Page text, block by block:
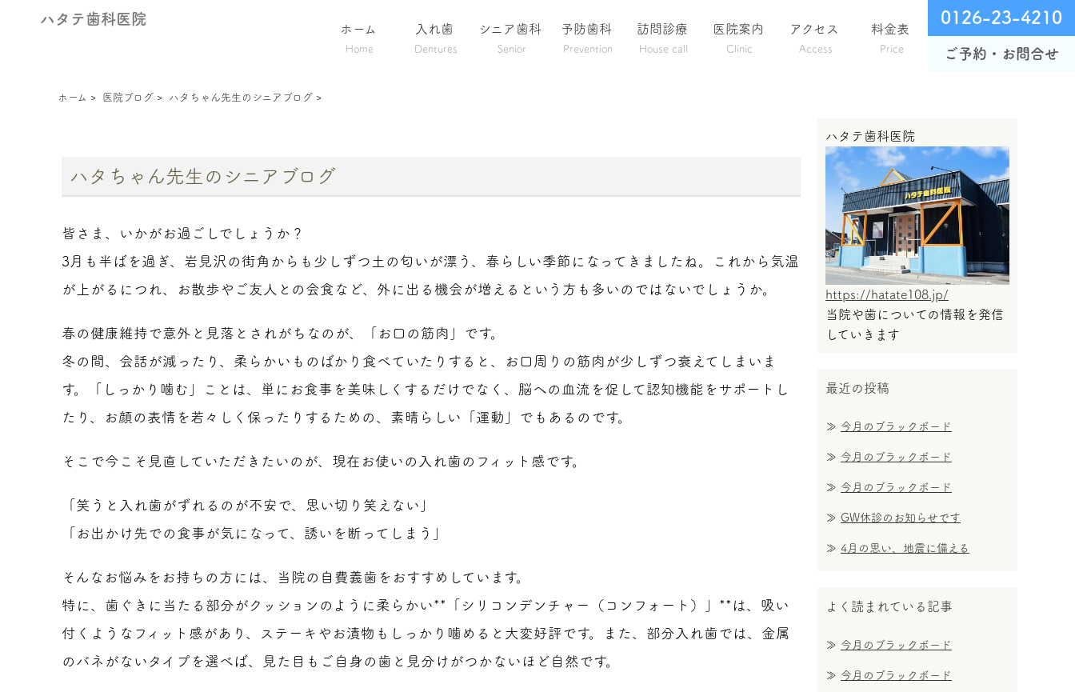
ハタテ歯科医院
ホーム
Home
入れ歯
Dentures
シニア歯科
Senior
予防歯科
Prevention
訪問診療
House call
医院案内
Clinic
アクセス
Access
料金表
Price
0126-23-4210
ご予約・お問合せ
ホーム > 医院ブログ > ハタちゃん先生のシニアブログ >
ハタちゃん先生のシニアブログ
皆さま、いかがお過ごしでしょうか？
3月も半ばを過ぎ、岩見沢の街角からも少しずつ土の匂いが漂う、春らしい季節になってきましたね。これから気温
が上がるにつれ、お散歩やご友人との会食など、外に出る機会が増えるという方も多いのではないでしょうか。
春の健康維持で意外と見落とされがちなのが、「お口の筋肉」です。
冬の間、会話が減ったり、柔らかいものばかり食べていたりすると、お口周りの筋肉が少しずつ衰えてしまいま
す。「しっかり噛む」ことは、単にお食事を美味しくするだけでなく、脳への血流を促して認知機能をサポートし
たり、お顔の表情を若々しく保ったりするための、素晴らしい「運動」でもあるのです。
そこで今こそ見直していただきたいのが、現在お使いの入れ歯のフィット感です。
「笑うと入れ歯がずれるのが不安で、思い切り笑えない」
「お出かけ先での食事が気になって、誘いを断ってしまう」
そんなお悩みをお持ちの方には、当院の自費義歯をおすすめしています。
特に、歯ぐきに当たる部分がクッションのように柔らかい**「シリコンデンチャー（コンフォート）」**は、吸い
付くようなフィット感があり、ステーキやお漬物もしっかり噛めると大変好評です。また、部分入れ歯では、金属
のバネがないタイプを選べば、見た目もご自身の歯と見分けがつかないほど自然です。
ハタテ歯科医院
https://hatate108.jp/
当院や歯についての情報を発信
していきます
最近の投稿
今月のブラックボード
今月のブラックボード
今月のブラックボード
GW休診のお知らせです
4月の思い、地震に備える
よく読まれている記事
今月のブラックボード
今月のブラックボード